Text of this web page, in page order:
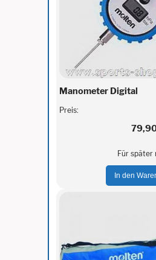
Manometer Digital
Preis:
Für später
In den